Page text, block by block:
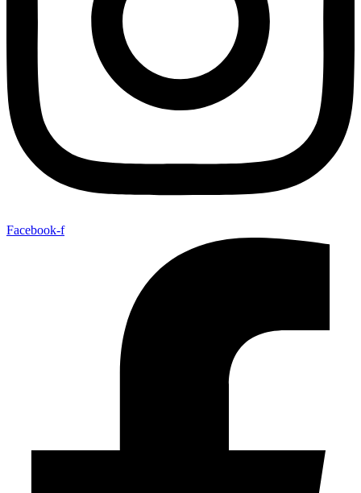
Facebook-f